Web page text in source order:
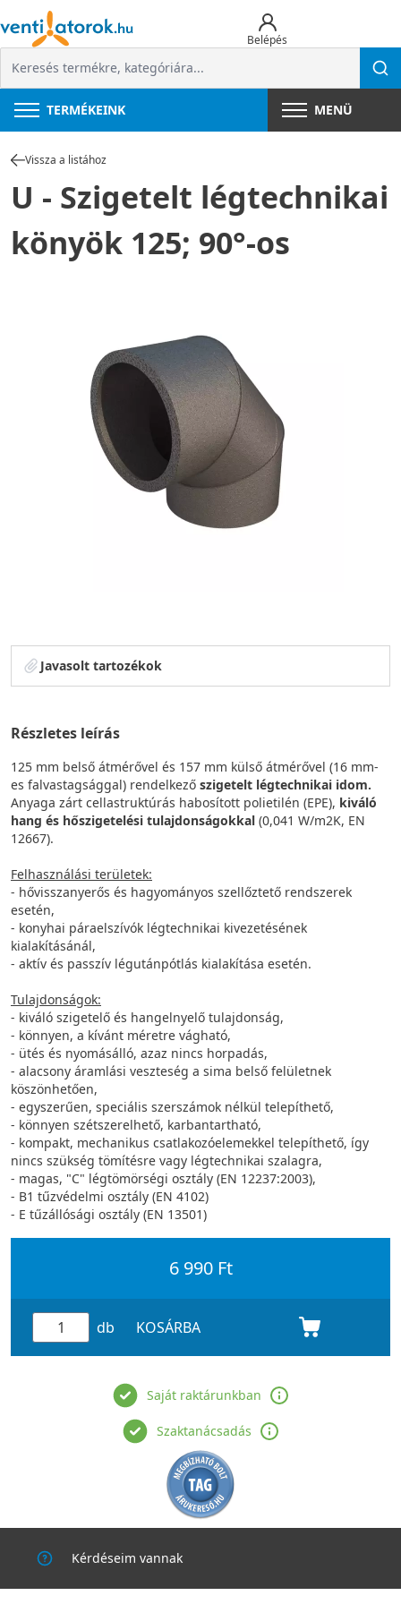
Belépés
TERMÉKEINK MENÜ
Vissza a listához
U - Szigetelt légtechnikai
könyök 125; 90°-os
Javasolt tartozékok
Részletes leírás
125 mm belső átmérővel és 157 mm külső átmérővel (16 mm-
es falvastagsággal) rendelkező szigetelt légtechnikai idom.
Anyaga zárt cellastruktúrás habosított polietilén (EPE), kiváló
hang és hőszigetelési tulajdonságokkal (0,041 W/m2K, EN
12667).
Felhasználási területek:
- hővisszanyerős és hagyományos szellőztető rendszerek
esetén,
- konyhai páraelszívók légtechnikai kivezetésének
kialakításánál,
- aktív és passzív légutánpótlás kialakítása esetén.
Tulajdonságok:
- kiváló szigetelő és hangelnyelő tulajdonság,
- könnyen, a kívánt méretre vágható,
- ütés és nyomásálló, azaz nincs horpadás,
- alacsony áramlási veszteség a sima belső felületnek
köszönhetően,
- egyszerűen, speciális szerszámok nélkül telepíthető,
- könnyen szétszerelhető, karbantartható,
- kompakt, mechanikus csatlakozóelemekkel telepíthető, így
nincs szükség tömítésre vagy légtechnikai szalagra,
- magas, "C" légtömörségi osztály (EN 12237:2003),
- B1 tűzvédelmi osztály (EN 4102)
- E tűzállósági osztály (EN 13501)
6 990 Ft
db KOSÁRBA
Saját raktárunkban
Szaktanácsadás
Kérdéseim vannak